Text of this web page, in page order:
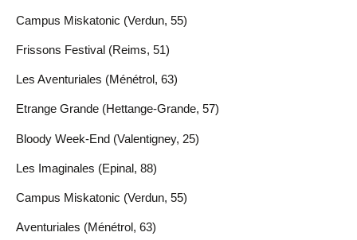
Campus Miskatonic (Verdun, 55)
Frissons Festival (Reims, 51)
Les Aventuriales (Ménétrol, 63)
Etrange Grande (Hettange-Grande, 57)
Bloody Week-End (Valentigney, 25)
Les Imaginales (Epinal, 88)
Campus Miskatonic (Verdun, 55)
Aventuriales (Ménétrol, 63)